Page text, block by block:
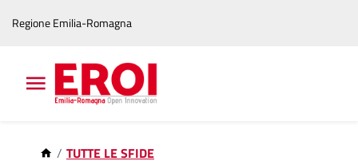
Regione Emilia-Romagna
TUTTE LE SFIDE